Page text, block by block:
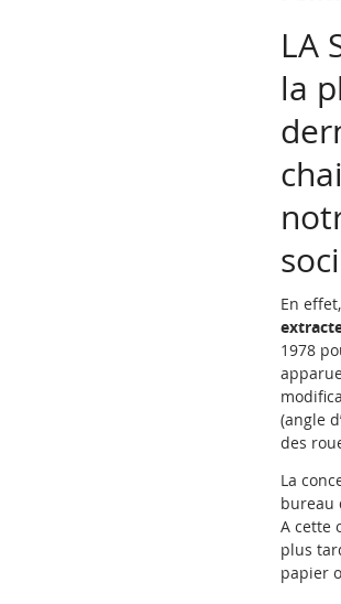
LA
la
En
1978
(angle
des
La
bureau
A cette
plus
papier